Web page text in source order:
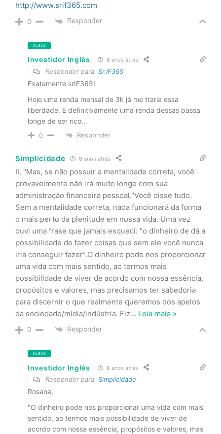
http://www.srif365.com
0 Responder
Autor
Investidor Inglês 8 anos atrás
Responder para Sr.IF365
Exatamente srIF365!
Hoje uma renda mensal de 3k já me traria essa
liberdade. E definitivamente uma renda dessas passa
longe de ser rico…
0 Responder
Simplicidade 8 anos atrás
II, "Mas, se não possuir a mentalidade correta, você
provavelmente não irá muito longe com sua
administração financeira pessoal."Você disse tudo.
Sem a mentalidade correta, nada funcionará da forma
o mais perto da plenitude em nossa vida. Uma vez
ouvi uma frase que jamais esqueci: "o dinheiro de dá a
possibilidade de fazer coisas que sem ele você nunca
iria conseguir fazer".O dinheiro pode nos proporcionar
uma vida com mais sentido, ao termos mais
possibilidade de viver de acordo com nossa essência,
propósitos e valores, mas precisamos ter sabedoria
para discernir o que realmente queremos dos apelos
da sociedade/mídia/indústria. Fiz… Leia mais »
0 Responder
Autor
Investidor Inglês 8 anos atrás
Responder para Simplicidade
Rosana,
"O dinheiro pode nos proporcionar uma vida com mais
sentido, ao termos mais possibilidade de viver de
acordo com nossa essência, propósitos e valores, mas